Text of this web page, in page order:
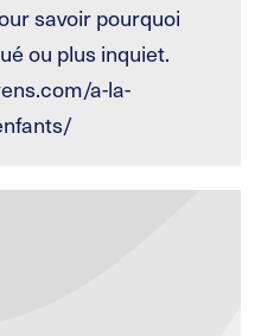
savoir pourquoi
ou plus inquiet.
a-la-